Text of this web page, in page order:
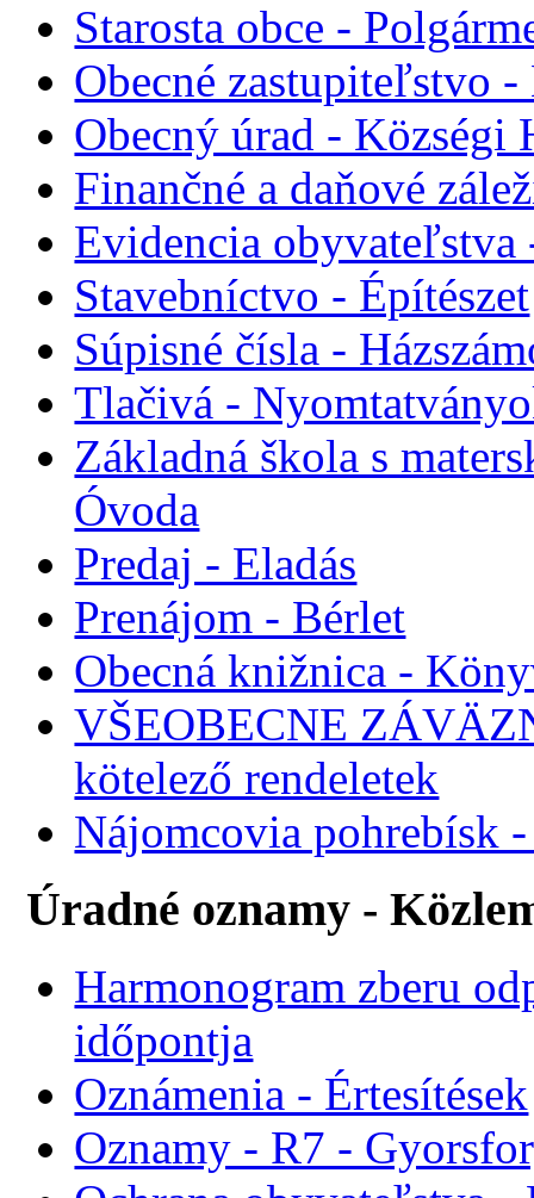
Starosta obce -
Obecné zastupiteľstvo
Obecný úrad - Községi
Finančné a daňové
Evidencia obyvateľstva
Stavebníctvo - Építészet
Súpisné čísla -
Tlačivá -
Základná škola s
Óvoda
Predaj - Eladás
Prenájom - Bérlet
Obecná knižnica -
VŠEOBECNE
kötelező rendeletek
Nájomcovia pohrebísk
Úradné oznamy -
Harmonogram zberu
időpontja
Oznámenia - Értesítések
Oznamy - R7 -